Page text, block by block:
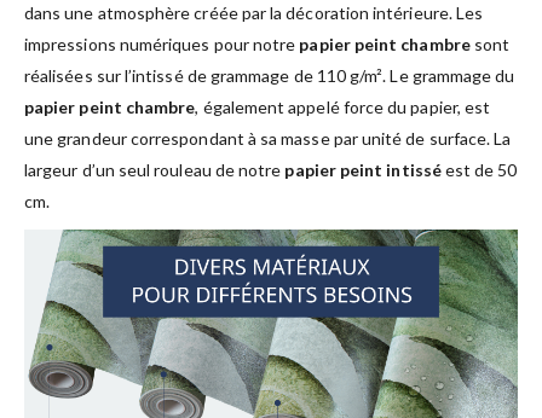
dans une atmosphère créée par la décoration intérieure. Les
impressions numériques pour notre papier peint chambresont
réalisées sur l’intissé de grammage de 110 g/m². Le grammage du
papier peint chambre, également appelé force du papier, est
une grandeur correspondant à sa masse par unité de surface. La
largeur d’un seul rouleau de notre papier peint intisséest de 50
cm.